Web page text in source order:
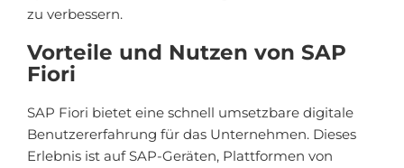
zu verbessern.
Vorteile und Nutzen von SAP
Fiori
SAP Fiori bietet eine schnell umsetzbare digitale
Benutzererfahrung für das Unternehmen. Dieses
Erlebnis ist auf SAP-Geräten, Plattformen von